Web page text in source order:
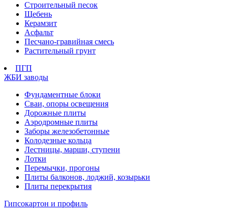
Строительный песок
Щебень
Керамзит
Асфальт
Песчано-гравийная смесь
Растительный грунт
ПГП
ЖБИ заводы
Фундаментные блоки
Сваи, опоры освещения
Дорожные плиты
Аэродромные плиты
Заборы железобетонные
Колодезные кольца
Лестницы, марши, ступени
Лотки
Перемычки, прогоны
Плиты балконов, лоджий, козырьки
Плиты перекрытия
Гипсокартон и профиль